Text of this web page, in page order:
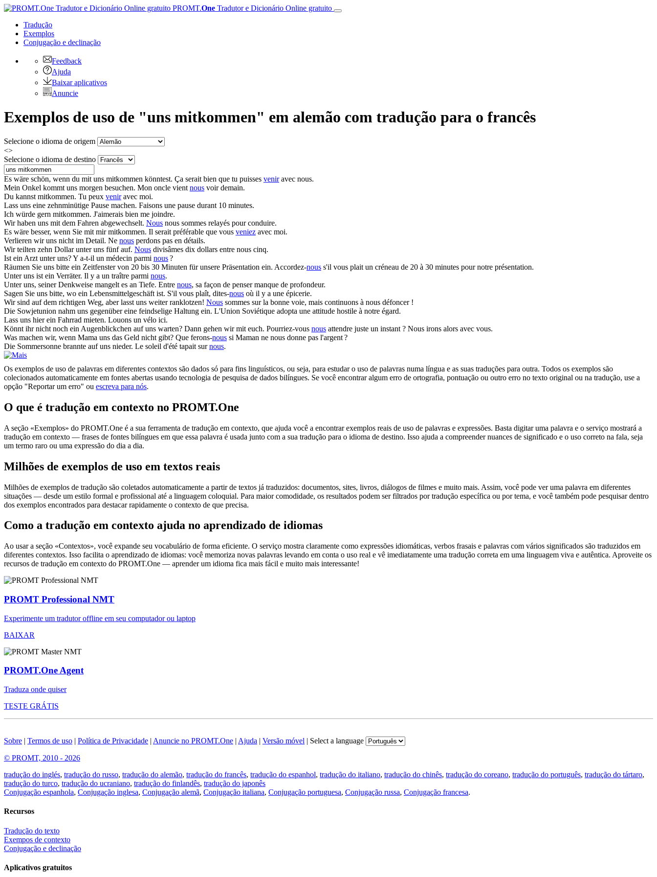
PROMT.One Tradutor e Dicionário Online gratuito
Tradução
Exemplos
Conjugação e declinação
Feedback
Ajuda
Baixar aplicativos
Anuncie
Exemplos de uso de "uns mitkommen" em alemão com tradução para o francês
Selecione o idioma de origem
<>
Selecione o idioma de destino
Es wäre schön, wenn du mit uns mitkommen könntest. Ça serait bien que tu puisses veniravec nous.
Mein Onkel kommt uns morgen besuchen. Mon oncle vient nous voir demain.
Du kannst mitkommen. Tu peux veniravec moi.
Lass uns eine zehnminütige Pause machen. Faisons une pause durant 10 minutes.
Ich würde gern mitkommen. J'aimerais bien me joindre.
Wir haben uns mit dem Fahren abgewechselt. Nous nous sommes relayés pour conduire.
Es wäre besser, wenn Sie mit mirmitkommen. Il serait préférable que vous veniez avec moi.
Verlieren wiruns nicht im Detail. Ne nous perdons pas en détails.
Wir teilten zehn Dollar unteruns fünf auf. Nous divisâmes dix dollars entre nous cinq.
Ist ein Arzt unteruns?Y a-t-il un médecin parmi nous?
Räumen Sie uns bitte ein Zeitfenster von 20 bis 30 Minuten für unsere Präsentation ein. Accordez-nous s'il vous plait un créneau de 20 à 30 minutes pour notre présentation.
Unteruns ist ein Verräter. Il y a un traître parmi nous.
Unteruns, seiner Denkweise mangelt es an Tiefe. Entre nous, sa façon de penser manque de profondeur.
Sagen Sie uns bitte, wo ein Lebensmittelgeschäft ist. S'il vous plaît, dites-nous où il y a une épicerie.
Wir sind auf dem richtigen Weg, aber lasst uns weiter ranklotzen! Nous sommes sur la bonne voie, mais continuons à nous défoncer !
Die Sowjetunion nahm uns gegenüber eine feindselige Haltung ein. L'Union Soviétique adopta une attitude hostile à notre égard.
Lass uns hier ein Fahrrad mieten. Louons un vélo ici.
Könnt ihr nicht noch ein Augenblickchen aufuns warten? Dann gehen wir mit euch. Pourriez-vous nous attendre juste un instant ? Nous irons alors avec vous.
Was machen wir, wenn Mama uns das Geld nicht gibt? Que ferons-nous si Maman ne nous donne pas l'argent ?
Die Sommersonne brannte aufuns nieder. Le soleil d'été tapait surnous.
Os exemplos de uso de palavras em diferentes contextos são dados só para fins linguísticos, ou seja, para estudar o uso de palavras numa língua e as suas traduções para outra. Todos os exemplos são
colecionados automaticamente em fontes abertas usando tecnologia de pesquisa de dados bilíngues. Se você encontrar algum erro de ortografia, pontuação ou outro erro no texto original ou na tradução, use a
opção "Reportar um erro" ou escreva para nós.
O que é tradução em contexto no PROMT.One
A seção «Exemplos» do PROMT.One é a sua ferramenta de tradução em contexto, que ajuda você a encontrar exemplos reais de uso de palavras e expressões. Basta digitar uma palavra e o serviço mostrará a
tradução em contexto — frases de fontes bilíngues em que essa palavra é usada junto com a sua tradução para o idioma de destino. Isso ajuda a compreender nuances de significado e o uso correto na fala, seja
um termo raro ou uma expressão do dia a dia.
Milhões de exemplos de uso em textos reais
Milhões de exemplos de tradução são coletados automaticamente a partir de textos já traduzidos: documentos, sites, livros, diálogos de filmes e muito mais. Assim, você pode ver uma palavra em diferentes
situações — desde um estilo formal e profissional até a linguagem coloquial. Para maior comodidade, os resultados podem ser filtrados por tradução específica ou por tema, e você também pode pesquisar dentro
dos exemplos encontrados para destacar rapidamente o contexto de que precisa.
Como a tradução em contexto ajuda no aprendizado de idiomas
Ao usar a seção «Contextos», você expande seu vocabulário de forma eficiente. O serviço mostra claramente como expressões idiomáticas, verbos frasais e palavras com vários significados são traduzidos em
diferentes contextos. Isso facilita o aprendizado de idiomas: você memoriza novas palavras levando em conta o uso real e vê imediatamente uma tradução correta em uma linguagem viva e autêntica. Aproveite os
recursos de tradução em contexto do PROMT.One — aprender um idioma fica mais fácil e muito mais interessante!
PROMT Professional NMT
Experimente um tradutor offline em seu computador ou laptop
BAIXAR
PROMT.One Agent
Traduza onde quiser
TESTE GRÁTIS
Sobre | Termos de uso | Política de Privacidade | Anuncie no PROMT.One | Ajuda | Versão móvel | Select a language
© PROMT, 2010 - 2026
tradução do inglés, tradução do russo, tradução do alemão, tradução do francês, tradução do espanhol, tradução do italiano, tradução do chinês, tradução do coreano, tradução do português, tradução do tártaro,
tradução do turco, tradução do ucraniano, tradução do finlandês, tradução do japonês
Conjugação espanhola, Conjugação inglesa, Conjugação alemã, Conjugação italiana, Conjugação portuguesa, Conjugação russa, Conjugação francesa.
Recursos
Tradução do texto
Exempos de contexto
Conjugação e declinação
Aplicativos gratuitos